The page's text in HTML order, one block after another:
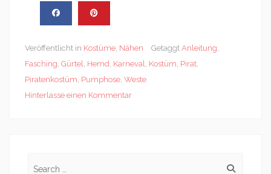
Veröffentlicht in Kostüme, Nähen Getaggt Anleitung,
Fasching, Gürtel, Hemd, Karneval, Kostüm, Pirat,
Piratenkostüm, Pumphose, Weste
Hinterlasse einen Kommentar